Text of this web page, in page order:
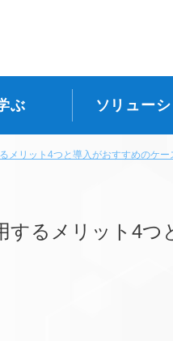
ぶ ソリュー
メリット4つと導入がおすすめのケー
するメリット4つ